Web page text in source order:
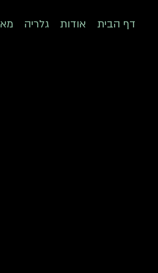
דף הבית אודות גלריה